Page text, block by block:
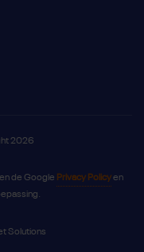
Instagram
op Youtube
Sporten op
2026
de Google Privacy Policyen
Solutions